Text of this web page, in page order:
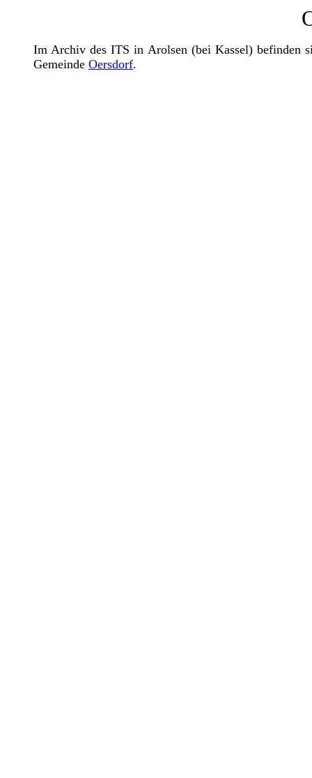
Im Archiv des ITS in Arolsen (bei Kassel) befinden
Gemeinde Oersdorf.